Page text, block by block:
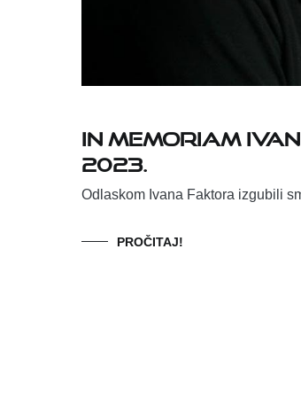
In memoriam
2023.
Odlaskom Ivana Faktora izgubili
PROČITAJ!